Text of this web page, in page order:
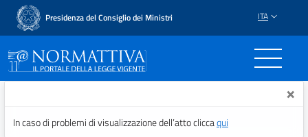
Presidenza del Consiglio dei Ministri ITA
Normattiva - Il portale ×
In caso di problemi di visualizzazione dell’atto cliccaqui